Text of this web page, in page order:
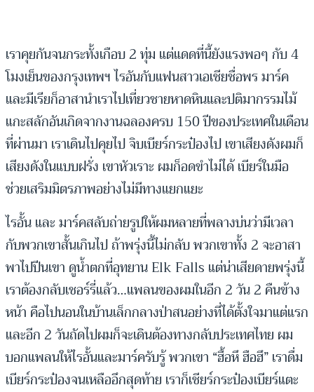
เราคุยกันจนกระทั้งเกือบ 2 ทุ่ม แต่แดดที่นี้ยังแรงพอๆ กับ 4
โมงเย็นของกรุงเทพฯ ไรอันกับแฟนสาวเอเชียชื่อพร มาร์ค
และมีเรียก็อาสานำเราไปเที่ยวชายหาดหินและปติมากรรมไม้
แกะสลักอันเกิดจากงานฉลองครบ 150 ปีของประเทศในเดือน
ที่ผ่านมา เราเดินไปคุยไป จิบเบียร์กระป๋องไป เขาเสียงดังผมก็
เสียงดังในแบบฝรั่ง เขาหัวเราะ ผมก็อดขำไม่ได้ เบียร์ในมือ
ช่วยเสริมมิตรภาพอย่างไม่มีทางแยกแยะ
ไรอั้น และ มาร์คสลับถ่ายรูปให้ผมหลายที่พลางบ่นว่ามีเวลา
กับพวกเขาสั้นเกินไป ถ้าพรุ่งนี้ไม่กลับ พวกเขาทั้ง 2 จะอาสา
พาไปปีนเขา ดูน้ำตกที่อุทยาน Elk Falls แต่น่าเสียดายพรุ่งนี้
เราต้องกลับเชอร์รี่แล้ว…แพลนของผมในอีก 2 วัน 2 คืนข้าง
หน้า คือไปนอนในบ้านเล็กกลางป่าสนอย่างที่ได้ตั้งใจมาแต่แรก
และอีก 2 วันถัดไปผมก็จะเดินต้องทางกลับประเทศไทย ผม
บอกแพลนให้ไรอั้นและมาร์ครับรู้ พวกเขา “ฮื้อหึ ฮือฮึ” เราดื่ม
เบียร์กระป๋องจนเหลืออึกสุดท้าย เราก็เชียร์กระป๋องเบียร์แตะ